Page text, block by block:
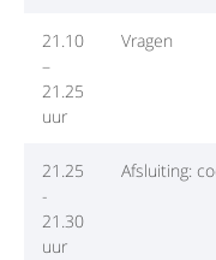
21.10
–
21.25
uur
Vragen
21.25
-
21.30
uur
Afsluiting: